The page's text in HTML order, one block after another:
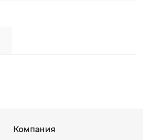
Компания